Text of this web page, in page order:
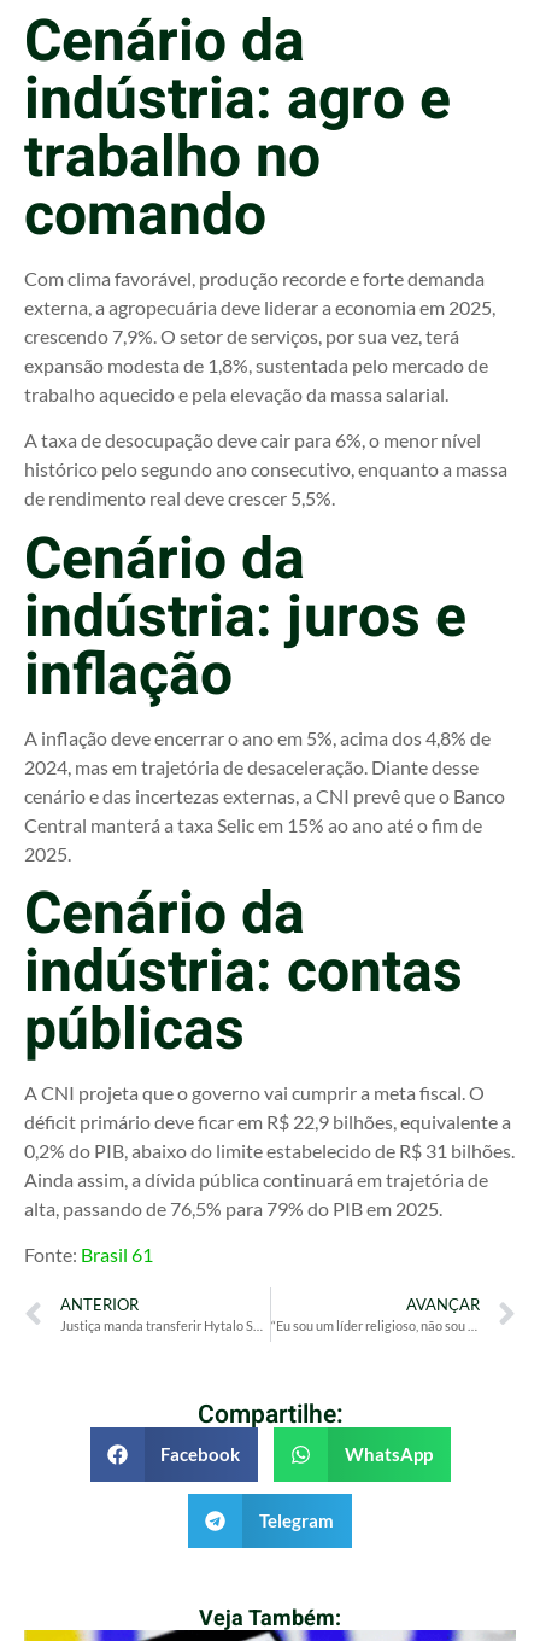
Cenário da
indústria: agro e
trabalho no
comando
Com clima favorável, produção recorde e forte demanda
externa, a agropecuária deve liderar a economia em 2025,
crescendo 7,9%. O setor de serviços, por sua vez, terá
expansão modesta de 1,8%, sustentada pelo mercado de
trabalho aquecido e pela elevação da massa salarial.
A taxa de desocupação deve cair para 6%, o menor nível
histórico pelo segundo ano consecutivo, enquanto a massa
de rendimento real deve crescer 5,5%.
Cenário da
indústria: juros e
inflação
A inflação deve encerrar o ano em 5%, acima dos 4,8% de
2024, mas em trajetória de desaceleração. Diante desse
cenário e das incertezas externas, a CNI prevê que o Banco
Central manterá a taxa Selic em 15% ao ano até o fim de
2025.
Cenário da
indústria: contas
públicas
A CNI projeta que o governo vai cumprir a meta fiscal. O
déficit primário deve ficar em R$ 22,9 bilhões, equivalente a
0,2% do PIB, abaixo do limite estabelecido de R$ 31 bilhões.
Ainda assim, a dívida pública continuará em trajetória de
alta, passando de 76,5% para 79% do PIB em 2025.
Fonte: Brasil 61
ANTERIOR AVANÇAR
Compartilhe:
Facebook WhatsApp
Telegram
Veja Também: